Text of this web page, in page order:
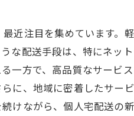
近注目を集めています。
な配送手段は、特にネッ
一方で、高品質なサービ
に、地域に密着したサー
けながら、個人宅配送の